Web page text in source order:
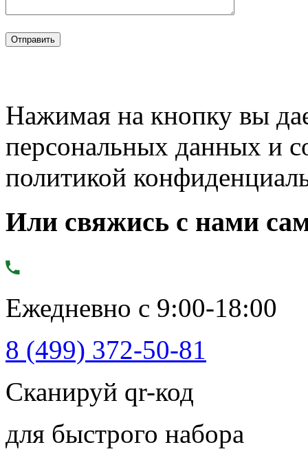
Нажимая на кнопку вы
персональных данных и
политикой
Или свяжись с нами
Ежедневно с 9:00-18:00
8 (499) 372-50-81
Сканируй qr-код
для быстрого набора